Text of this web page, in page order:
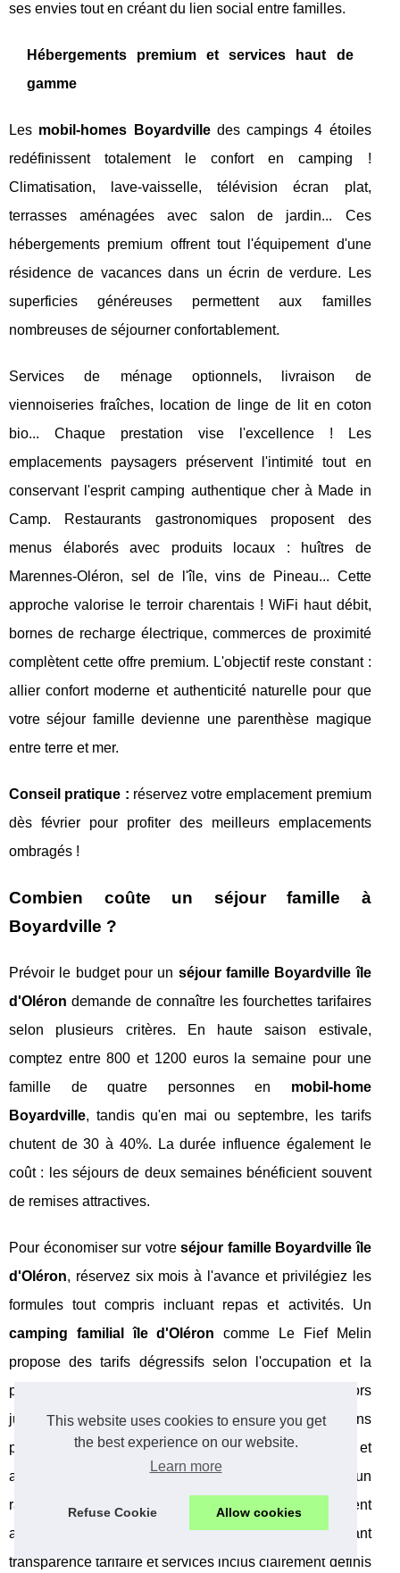
This website uses cookies to ensure you get
the best experience on our website.
Learn more
Refuse Cookie Allow cookies
ses envies tout en créant du lien social entre familles.
Hébergements premium et services haut de
gamme
Les mobil-homes Boyardvilledes campings 4 étoiles
redéfinissent totalement le confort en camping !
Climatisation, lave-vaisselle, télévision écran plat,
terrasses aménagées avec salon de jardin... Ces
hébergements premium offrent tout l'équipement d'une
résidence de vacances dans un écrin de verdure. Les
superficies généreuses permettent aux familles
nombreuses de séjourner confortablement.
Services de ménage optionnels, livraison de
viennoiseries fraîches, location de linge de lit en coton
bio... Chaque prestation vise l'excellence ! Les
emplacements paysagers préservent l'intimité tout en
conservant l'esprit camping authentique cher à Made in
Camp. Restaurants gastronomiques proposent des
menus élaborés avec produits locaux : huîtres de
Marennes-Oléron, sel de l'île, vins de Pineau... Cette
approche valorise le terroir charentais ! WiFi haut débit,
bornes de recharge électrique, commerces de proximité
complètent cette offre premium. L'objectif reste constant :
allier confort moderne et authenticité naturelle pour que
votre séjour famille devienne une parenthèse magique
entre terre et mer.
Conseil pratique : réservez votre emplacement premium
dès février pour profiter des meilleurs emplacements
ombragés !
Combien coûte un séjour famille à
Boyardville ?
Prévoir le budget pour un séjour famille Boyardville île
d'Oléron demande de connaître les fourchettes tarifaires
selon plusieurs critères. En haute saison estivale,
comptez entre 800 et 1200 euros la semaine pour une
famille de quatre personnes en mobil-home
Boyardville, tandis qu'en mai ou septembre, les tarifs
chutent de 30 à 40%. La durée influence également le
coût : les séjours de deux semaines bénéficient souvent
de remises attractives.
Pour économiser sur votreséjour famille Boyardville île
d'Oléron, réservez six mois à l'avance et privilégiez les
formules tout compris incluant repas et activités. Un
camping familial île d'Oléron comme Le Fief Melin
propose des tarifs dégressifs selon l'occupation et la
période. Les
hors
juillet-août permettent d'accéder aux mêmes prestations
pour 40% de moins, avec piscines chauffées et
animations maintenues. Made in Camp garantit un
rapport qualité-prix optimal en négociant directement
avec les établissements partenaires, assurant
transparence tarifaire et services inclus clairement définis